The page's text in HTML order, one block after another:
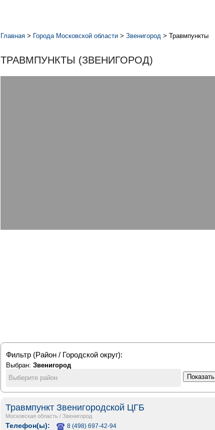
Главная > Города Московской области > Звенигород > Травмпункты
ТРАВМПУНКТЫ (ЗВЕНИГОРОД)
Фильтр (Район / Городской округ):
Выбран: Звенигород
Выберите район
Показать
Травмпункт Звенигородской ЦГБ
Московская область / Звенигород
Телефон(ы): 8 (498) 697-42-94